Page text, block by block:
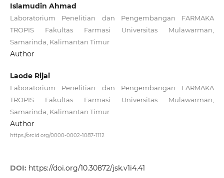
Islamudin Ahmad
Laboratorium Penelitian dan Pengembangan FARMAKA
TROPIS Fakultas Farmasi Universitas Mulawarman,
Samarinda, Kalimantan Timur
Author
Laode Rijai
Laboratorium Penelitian dan Pengembangan FARMAKA
TROPIS Fakultas Farmasi Universitas Mulawarman,
Samarinda, Kalimantan Timur
Author
https://orcid.org/0000-0002-1087-1112
DOI: https://doi.org/10.30872/jsk.v1i4.41